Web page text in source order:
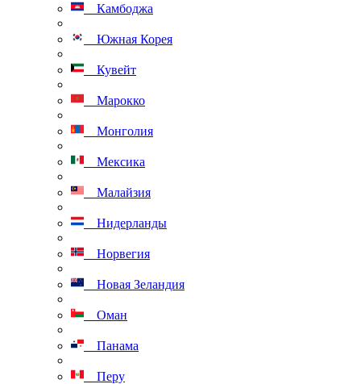
Камбоджа
Южная Корея
Кувейт
Марокко
Монголия
Мексика
Малайзия
Нидерланды
Норвегия
Новая Зеландия
Оман
Панама
Перу